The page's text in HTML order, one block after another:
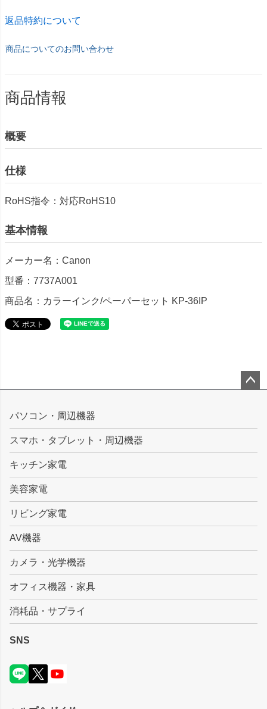
返品特約について
商品についてのお問い合わせ
商品情報
概要
仕様
RoHS指令：対応RoHS10
基本情報
メーカー名：Canon
型番：7737A001
商品名：カラーインク/ペーパーセット KP-36IP
ップ
パソコン・周辺機器
スマホ・タブレット・周辺機器
キッチン家電
美容家電
リビング家電
AV機器
カメラ・光学機器
オフィス機器・家具
消耗品・サプライ
SNS